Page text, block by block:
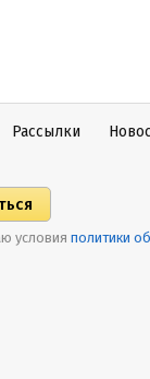
Рассылки
условия политики